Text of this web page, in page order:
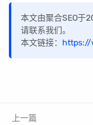
本文由聚合SEO于
请联系我们。
本文链接： https://
上一篇